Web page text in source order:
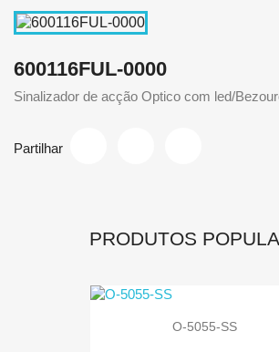
600116FUL-0000
Sinalizador de acção Optico com led/
Partilhar
PRODUTOS
O-5055-SS